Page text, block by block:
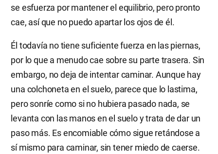
se esfuerza por mantener el equilibrio, pero pronto
cae, así que no puedo apartar los ojos de él.
Él todavía no tiene suficiente fuerza en las piernas,
por lo que a menudo cae sobre su parte trasera. Sin
embargo, no deja de intentar caminar. Aunque hay
una colchoneta en el suelo, parece que lo lastima,
pero sonríe como si no hubiera pasado nada, se
levanta con las manos en el suelo y trata de dar un
paso más. Es encomiable cómo sigue retándose a
sí mismo para caminar, sin tener miedo de caerse.